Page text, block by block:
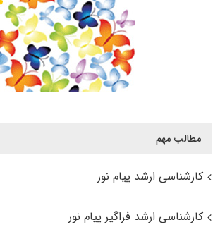
مطالب مهم
کارشناسی ارشد پیام نور
کارشناسی ارشد فراگیر پیام نور